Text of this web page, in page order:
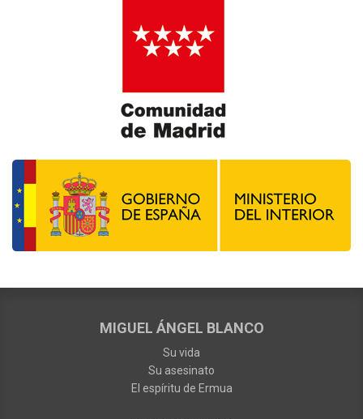
MIGUEL ÁNGEL BLANCO
Su vida
Su asesinato
El espíritu de Ermua